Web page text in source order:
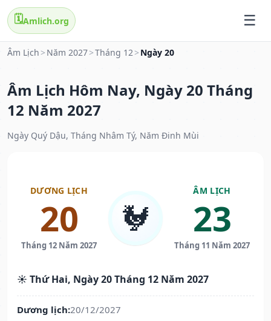
🗓️Amlich.org
Âm Lịch > Năm 2027>Tháng 12> Ngày 20
Âm Lịch Hôm Nay, Ngày 20 Tháng
12 Năm 2027
Ngày Quý Dậu, Tháng Nhâm Tý, Năm Đinh Mùi
DƯƠNG LỊCH
20
Tháng 12 Năm 2027
🐓
ÂM LỊCH
23
Tháng 11 Năm 2027
☀️ Thứ Hai, Ngày 20 Tháng 12 Năm 2027
Dương lịch:20/12/2027